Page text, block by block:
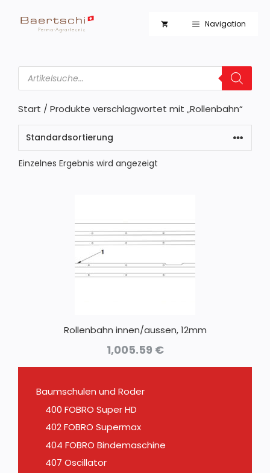
Inhalt
Navigation
Products
search
Start / Produkte verschlagwortet mit „Rollenbahn“
Einzelnes Ergebnis wird angezeigt
Rollenbahn innen/aussen, 12mm
1,005.59 €
Baumschulen und Roder
400 FOBRO Super HD
402 FOBRO Supermax
404 FOBRO Bindemaschine
407 Oscillator